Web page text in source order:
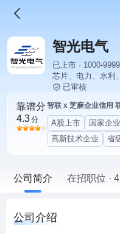
智光电气
已上市 · 1000-
芯片、电力、水利
已审核
靠谱分
4.3分
智联 x 芝麻企业信用
A股上市 国家企
高新技术企业
省
公司简介 在招职位 ·
公司介绍